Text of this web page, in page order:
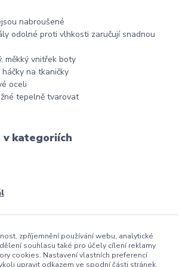
nabroušené
odolné proti vlhkosti zaručují snadnou
měkký vnitřek boty
na tkaničky
oceli
tepelně tvarovat
v kategoriích
zpříjemnění používání webu, analytické
souhlasu také pro účely cílení reklamy
cookies. Nastavení vlastních preferencí
upravit odkazem ve spodní části stránek.